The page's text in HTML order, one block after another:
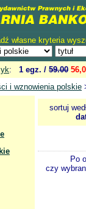
własne kryteria
: 1 egz. / 59.00
i wznowienia polskie
sortuj
Po
czy